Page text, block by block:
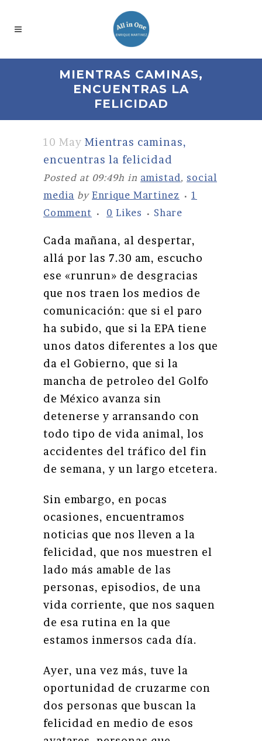
MIENTRAS CAMINAS,
ENCUENTRAS LA
FELICIDAD
10 May Mientras caminas,
encuentras la felicidad
Posted at 09:49h in amistad, social
media by Enrique Martinez
1
Comment
0 Likes Share
Cada mañana, al despertar,
allá por las 7.30 am, escucho
ese «runrun» de desgracias
que nos traen los medios de
comunicación: que si el paro
ha subido, que si la EPA tiene
unos datos diferentes a los que
da el Gobierno, que si la
mancha de petroleo del Golfo
de México avanza sin
detenerse y arransando con
todo tipo de vida animal, los
accidentes del tráfico del fin
de semana, y un largo etcetera.
Sin embargo, en pocas
ocasiones, encuentramos
noticias que nos lleven a la
felicidad, que nos muestren el
lado más amable de las
personas, episodios, de una
vida corriente, que nos saquen
de esa rutina en la que
estamos inmersos cada día.
Ayer, una vez más, tuve la
oportunidad de cruzarme con
dos personas que buscan la
felicidad en medio de esos